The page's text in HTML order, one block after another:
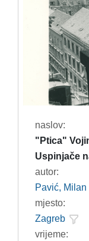
naslov:
"Ptica"
Uspinjače
autor:
Pavić, Milan
mjesto:
Zagreb
vrijeme: